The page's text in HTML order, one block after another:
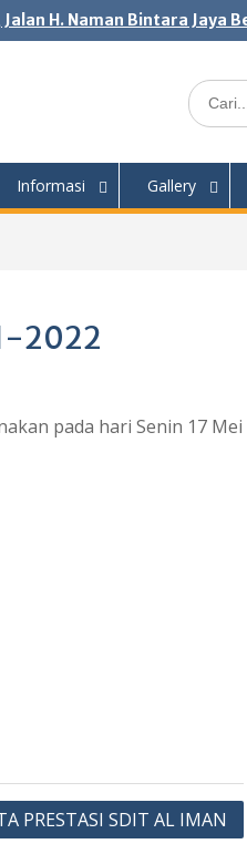
Jalan H. Naman Bintara Jaya
Search
for:
Informasi Gallery
2022
pada hari Senin 17 Mei
PRESTASI SDIT AL IMAN